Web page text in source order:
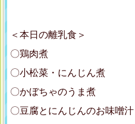
＜本日の離乳食＞
〇鶏肉煮
〇小松菜・にんじん煮
〇かぼちゃのうま煮
〇豆腐とにんじんのお味噌汁